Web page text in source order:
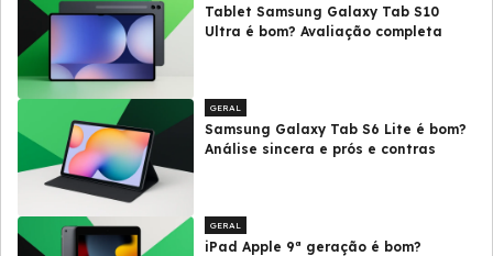
Tablet Samsung Galaxy Tab S10
Ultra é bom? Avaliação completa
GERAL
Samsung Galaxy Tab S6 Lite é bom?
Análise sincera e prós e contras
GERAL
iPad Apple 9ª geração é bom?